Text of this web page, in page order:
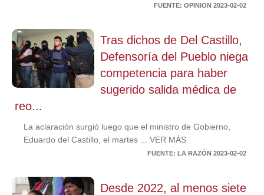
FUENTE: OPINION 2023-02-02
Tras dichos de Del Castillo,
Defensoría del Pueblo niega
competencia para haber
sugerido salida médica de
reo...
La aclaración surgió luego que el ministro de Gobierno,
Eduardo del Castillo, el martes ... VER MÁS
FUENTE: LA RAZÓN 2023-02-02
Desde 2022, al menos siete